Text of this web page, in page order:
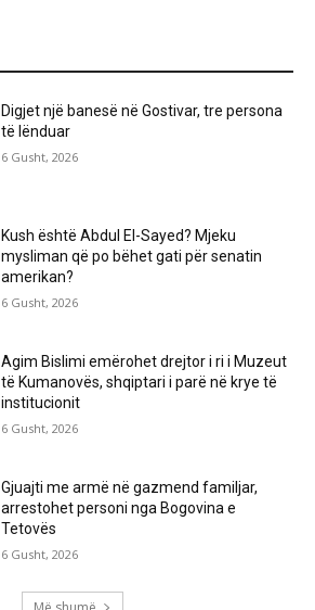
Digjet një banesë në Gostivar, tre persona
të lënduar
6 Gusht, 2026
Kush është Abdul El-Sayed? Mjeku
mysliman që po bëhet gati për senatin
amerikan?
6 Gusht, 2026
Agim Bislimi emërohet drejtor i ri i Muzeut
të Kumanovës, shqiptari i parë në krye të
institucionit
6 Gusht, 2026
Gjuajti me armë në gazmend familjar,
arrestohet personi nga Bogovina e
Tetovës
6 Gusht, 2026